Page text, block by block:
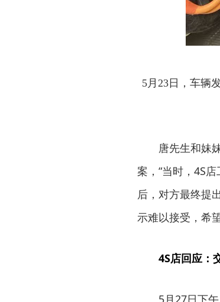
5月23日，车辆
唐先生和妹
案，“当时，4S
后，对方最终提
示难以接受，希
4S店回应：
5月27日下